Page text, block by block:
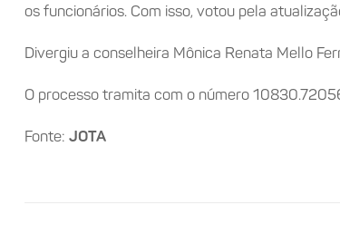
os funcionários. Com isso, votou pela
Divergiu a conselheira Mônica Renata Mello
O processo tramita com o número
Fonte: JOTA